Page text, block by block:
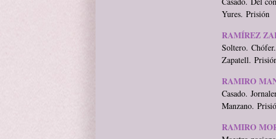
Yures. Prisión
RAMÍREZ
Soltero.
Zapatell.
RAMIRO
Casado.
Manzano.
RAMIRO